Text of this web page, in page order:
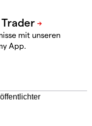
mit unseren
App.